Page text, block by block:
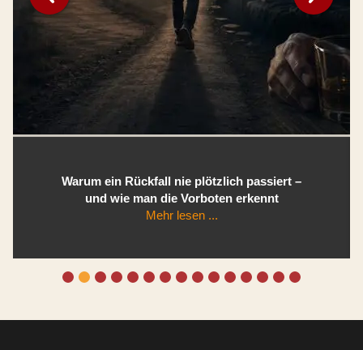
Warum ein Rückfall nie plötzlich passiert –
und wie man die Vorboten erkennt
Mehr lesen ...